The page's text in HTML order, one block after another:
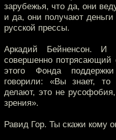
зарубежья, что да, они
и да, они получают
русской прессы.
Аркадий Бейненсон. И
совершенно потрясающий
этого Фонда
говорили: «Вы знает,
делают, это не русофобия,
зрения».
Равид Гор. Ты скажи кому